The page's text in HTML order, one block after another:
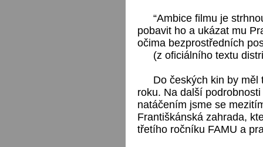
“Ambice filmu je
pobavit ho a ukázat mu
očima bezprostředních
(z oficiálního textu
Do českých kin by
roku. Na další
natáčením jsme se
Františkánská zahrada,
třetího ročníku FAMU a